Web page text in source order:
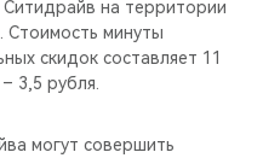
на территории
Стоимость минуты
скидок составляет 11
3,5 рубля.
могут совершить